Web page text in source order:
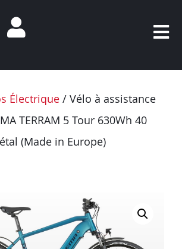
Électrique / Vélo à assistance
TERRAM 5 Tour 630Wh 40
(Made in Europe)